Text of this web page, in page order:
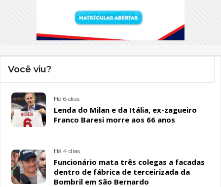
Você viu?
Há 6 dias
Lenda do Milan e da Itália, ex-zagueiro
Franco Baresi morre aos 66 anos
Há 4 dias
Funcionário mata três colegas a facadas
dentro de fábrica de terceirizada da
Bombril em São Bernardo